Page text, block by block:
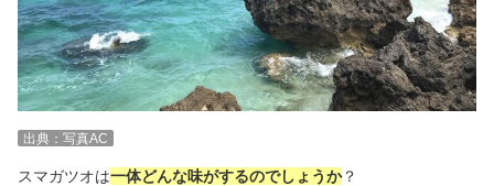
出典：写真AC
スマガツオは一体どんな味がするのでしょうか？